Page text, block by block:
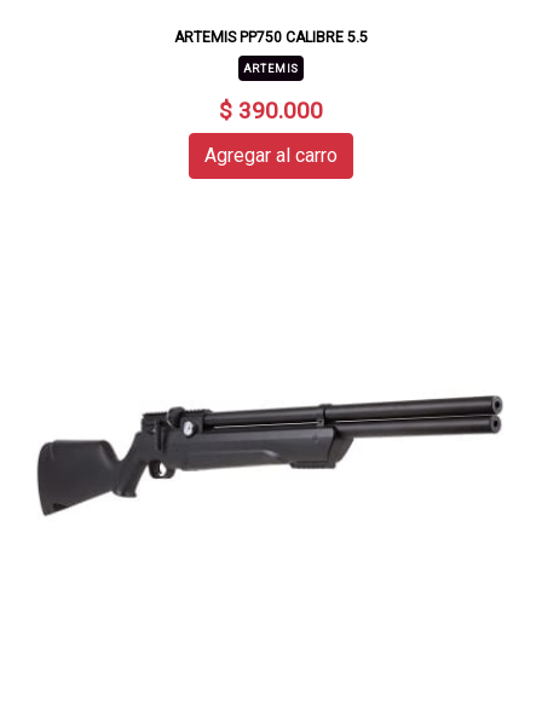
ARTEMIS PP750 CALIBRE 5.5
ARTEMIS
$ 390.000
Agregar al carro